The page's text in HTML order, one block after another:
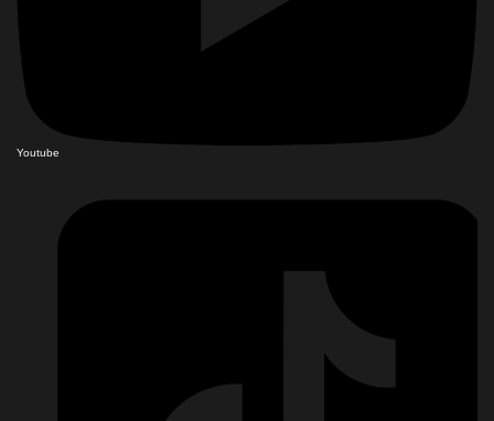
Youtube